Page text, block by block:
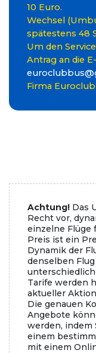
10 Euro.
Wechsel
spätestens 48
Um den
Antrag an die
Firma
Achtung! Das
Recht vor,
einzelne Flüge
Preis ist ein
Dynamik der
denselben
Tarife werden
aktueller
Die genauen
Angebote
werden, indem
einem
mit einem